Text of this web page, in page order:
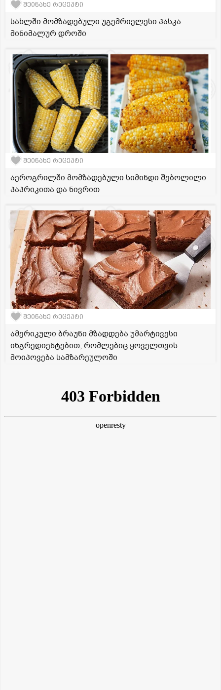
შეინახე რეცეპტი
სახლში მომზადებული უგემრიელესი პასკა
მინიმალურ დროში
შეინახე რეცეპტი
აეროგრილში მომზადებული სიმინდი შებოლილი
პაპრიკითა და ნივრით
შეინახე რეცეპტი
ამერიკული ბრაუნი მზადდება უმარტივესი
ინგრედიენტებით, რომლებიც ყოველთვის
მოიპოვება სამზარეულოში